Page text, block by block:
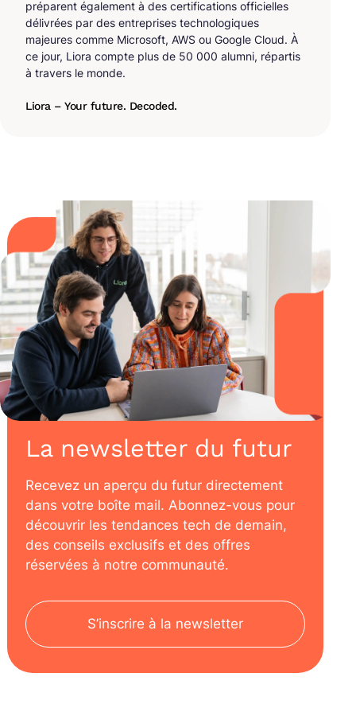
préparent également à des certifications officielles
délivrées par des entreprises technologiques
majeures comme Microsoft, AWS ou Google Cloud. À
ce jour, Liora compte plus de 50 000 alumni, répartis
à travers le monde.
Liora – Your future. Decoded.
La newsletter du futur
Recevez un aperçu du futur directement
dans votre boîte mail. Abonnez-vous pour
découvrir les tendances tech de demain,
des conseils exclusifs et des offres
réservées à notre communauté.
S’inscrire à la newsletter